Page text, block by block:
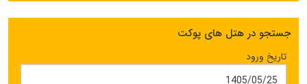
جستجو در هتل های پوکت
تاریخ ورود